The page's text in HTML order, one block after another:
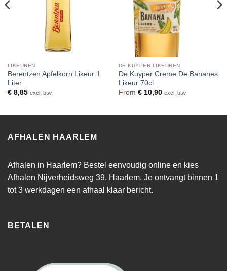
LIKEUREN
Berentzen Apfelkorn Likeur 1
Liter
€8,85 excl. btw
DE KUYPER LIKEUREN
De Kuyper Creme De Bananes
Likeur 70cl
From €10,90 excl. btw
AFHALEN HAARLEM
Afhalen in Haarlem? Bestel eenvoudig online en kies
Afhalen Nijverheidsweg 39, Haarlem. Je ontvangt binnen 1
tot 3 werkdagen een afhaal klaar bericht.
BETALEN